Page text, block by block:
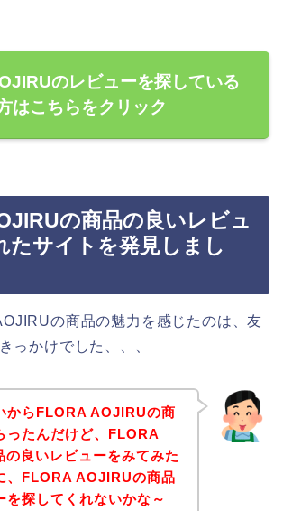
のレビューを探している
はこちらをクリック
の商品の良いレビュ
たサイトを発見しまし
の商品の魅力を感じたのは、友
っかけでした、、、
からFLORA AOJIRUの商
ったんだけど、FLORA
良いレビューをみてみた
、FLORA AOJIRUの商品
を探してくれないかな～